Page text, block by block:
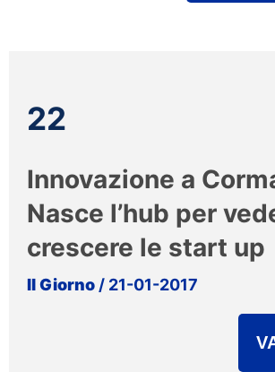
22
Innovazione a
Nasce l’hub per
crescere le start up
Il Giorno / 21-01-2017